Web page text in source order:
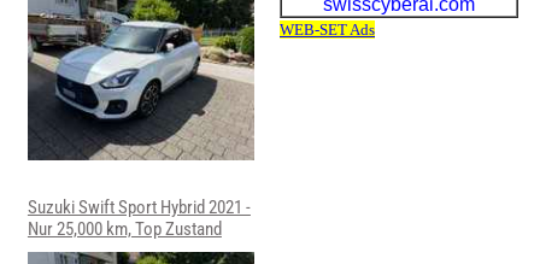
Suzuki Swift Sport Hybrid 2021 -
Nur 25,000 km, Top Zustand